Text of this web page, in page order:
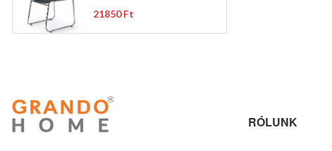
21850 Ft
RÓLUNK